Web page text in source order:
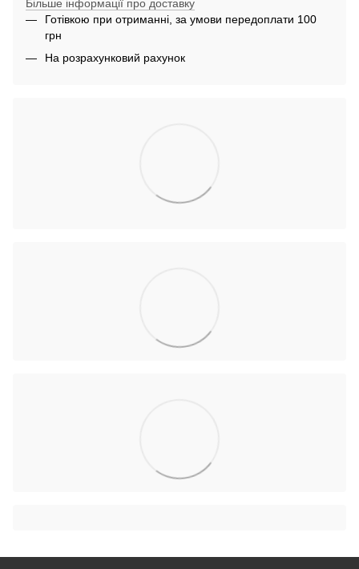
Більше інформації про доставку
Готівкою при отриманні, за умови передоплати 100
грн
На розрахунковий рахунок